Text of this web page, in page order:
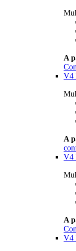
A
V4
A
V4
A
V4